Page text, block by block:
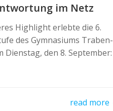
im Netz
Highlight erlebte die 6.
des Gymnasiums Traben-
Dienstag, den 8. September:
read more